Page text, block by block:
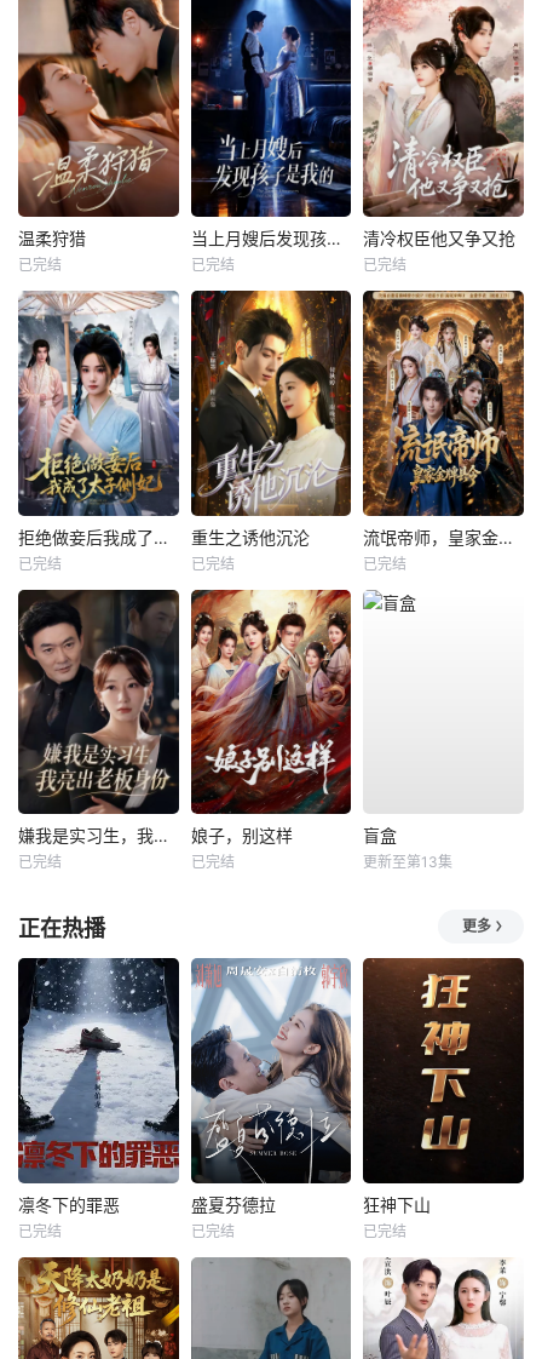
温柔狩猎
已完结
当上月嫂后发现孩子是我的
已完结
清冷权臣他又争又抢
已完结
拒绝做妾后我成了太子侧妃
已完结
重生之诱他沉沦
已完结
流氓帝师，皇家金牌县令
已完结
嫌我是实习生，我亮出老板身份
已完结
娘子，别这样
已完结
盲盒
更新至第13集
正在热播 更多
凛冬下的罪恶
已完结
盛夏芬德拉
已完结
狂神下山
已完结